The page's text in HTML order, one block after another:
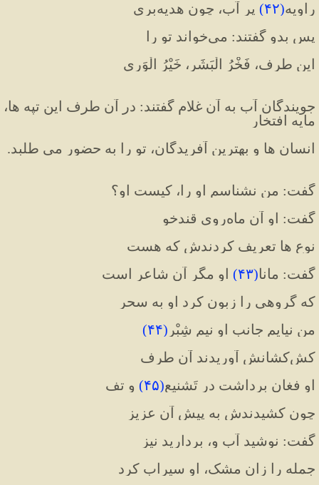
راویه(۴۲) پر آب، چون هدیه‌بری
پس بدو گفتند: می‌خواند تو را
این طرف، فَخْرُ الْبَشَر، خَیْرُ الْوَری
مایه افتخار
انسان ها و بهترین آفریدگان، تو را به حضور می طلبد.
گفت: من نشناسم او را، کیست او؟
گفت: او آن ماه‌روی قندخو
نوع ها تعریف کردندش که هست
گفت: مانا(۴۳) او مگر آن شاعر است
که گروهی را زبون کرد او به سحر
من نیایم جانب او نیم شِبْر (۴۴)
کش‌کشانش آوریدند آن طرف
او فغان برداشت در تَشنیع(۴۵) و تف
چون کشیدندش به پیش آن عزیز
گفت: نوشید آب و، بردارید نیز
جمله را زان مشک، او سیراب کرد